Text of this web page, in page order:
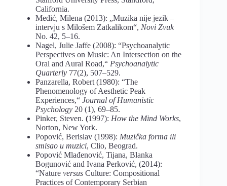
California.
Medić, Milena (2013): „Muzika nije jezik –
intervju s Milošem Zatkalikom“, Novi Zvuk
No. 42, 5–16.
Nagel, Julie Jaffe (2008): “Psychoanalytic
Perspectives on Music: An Intersection on the
Oral and Aural Road,“ Psychoanalytic
Quarterly 77(2), 507–529.
Panzarella, Robert (1980): “The
Phenomenology of Aesthetic Peak
Experiences,“ Journal of Humanistic
Psychology 20 (1), 69–85.
Pinker, Steven. (1997): How the Mind Works,
Norton, New York.
Popović, Berislav (1998): Muzička forma ili
smisao u muzici, Clio, Beograd.
Popović Mlađenović, Tijana, Blanka
Bogunović and Ivana Perković, (2014):
“Nature versus Culture: Compositional
Practices of Contemporary Serbian